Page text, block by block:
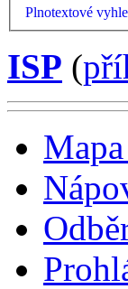
Plnotextové
ISP (